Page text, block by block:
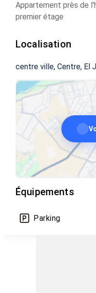
Appartement près de
premier étage
Localisation
centre ville, Centre, El
Équipements
Parking